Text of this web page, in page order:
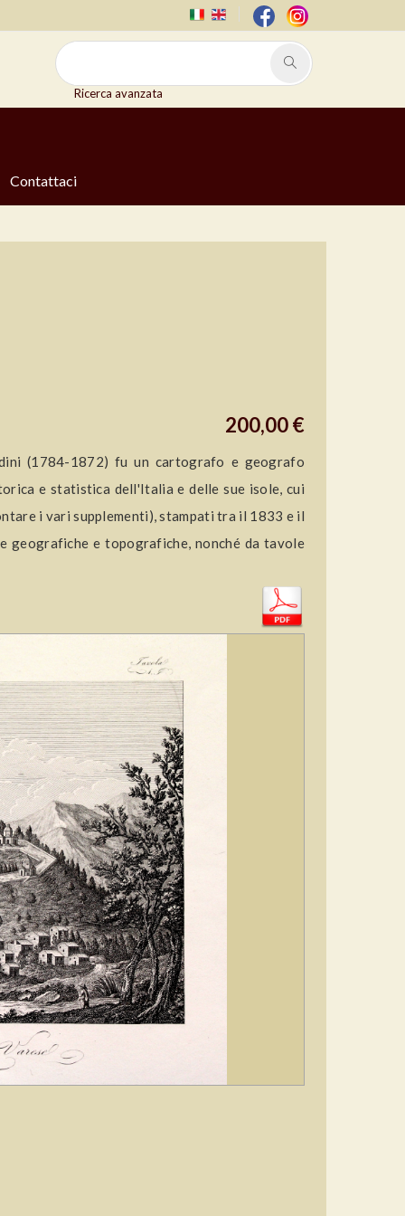
Ricerca avanzata
Contattaci
200,00 €
(1784-1872) fu un cartografo e geografo
e statistica dell'Italia e delle sue isole, cui
i vari supplementi), stampati tra il 1833 e il
geografiche e topografiche, nonché da tavole